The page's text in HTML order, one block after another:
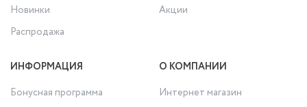
Новинки
Акции
Распродажа
ИНФОРМАЦИЯ
Бонусная программа
О КОМПАНИИ
Интернет магазин